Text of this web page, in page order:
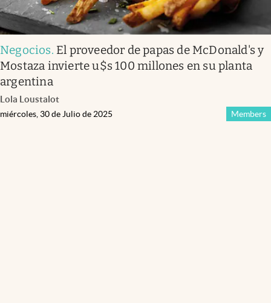
Negocios. El proveedor de papas de McDonald's y
Mostaza invierte u$s 100 millones en su planta
argentina
Lola Loustalot
Members
miércoles, 30 de Julio de 2025